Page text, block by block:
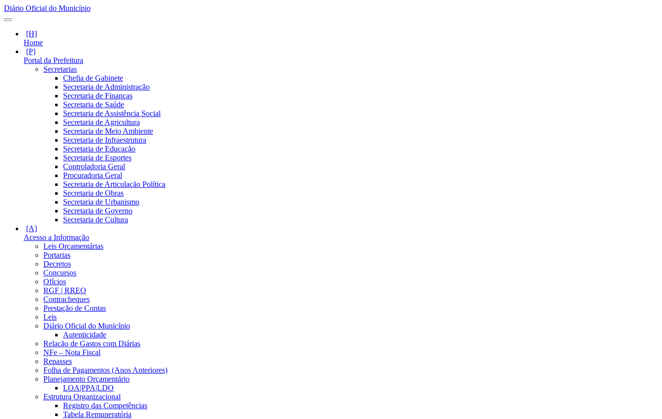
Diário Oficial do Município
Home
Portal da Prefeitura
Secretarias
Chefia de Gabinete
Secretaria de Administração
Secretaria de Finanças
Secretaria de Saúde
Secretaria de Assistência Social
Secretaria de Agricultura
Secretaria de Meio Ambiente
Secretaria de Infraestrutura
Secretaria de Educação
Secretaria de Esportes
Controladoria Geral
Procuradoria Geral
Secretaria de Articulação Política
Secretaria de Obras
Secretaria de Urbanismo
Secretaria de Governo
Secretaria de Cultura
Acesso a Informação
Leis Orçamentárias
Portarias
Decretos
Concursos
Ofícios
RGF | RREO
Contracheques
Prestação de Contas
Leis
Diário Oficial do Município
Autenticidade
Relação de Gastos com Diárias
NFe – Nota Fiscal
Repasses
Folha de Pagamentos (Anos Anteriores)
Planejamento Orçamentário
LOA|PPA|LDO
Estrutura Organizacional
Registro das Competências
Tabela Remuneratória